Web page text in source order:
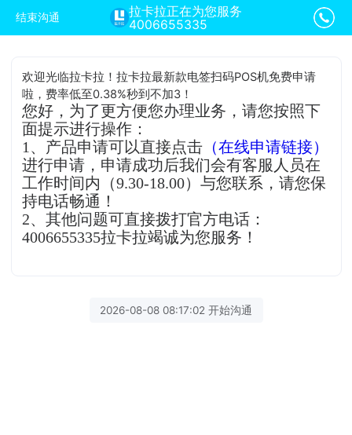
结束沟通
拉卡拉正在为您服务
4006655335
欢迎光临拉卡拉！拉卡拉最新款电签扫码POS机免费申请
啦，费率低至0.38%秒到不加3！
您好，为了更方便您办理业务，请您按照下
面提示进行操作：
1、产品申请可以直接点击 （在线申请链接）
进行申请，申请成功后我们会有客服人员在
工作时间内（9.30-18.00）与您联系，请您保
持电话畅通！
2、其他问题可直接拨打官方电话：
4006655335拉卡拉竭诚为您服务！
2026-08-08 08:17:02 开始沟通